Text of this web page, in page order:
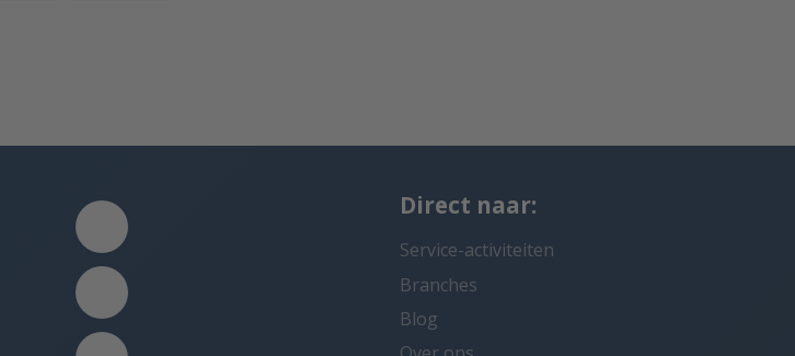
Direct naar:
Service-activiteiten
Branches
Blog